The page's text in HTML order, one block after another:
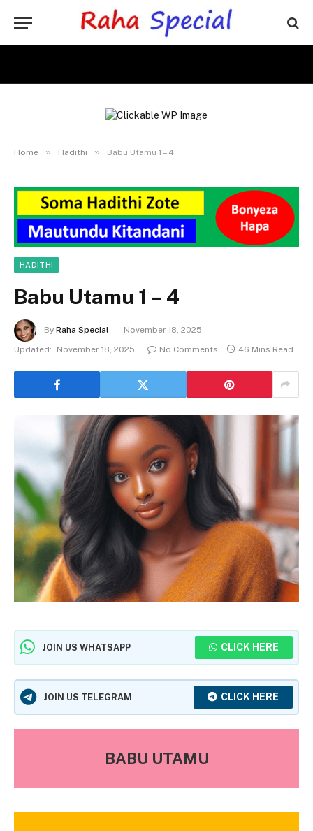
Home » Hadithi » Babu Utamu 1 – 4
HADITHI
Babu Utamu 1 – 4
By Raha Special
November 18, 2025
Updated:
November 18, 2025 No Comments 46 Mins Read
JOIN US WHATSAPP CLICK HERE
JOIN US TELEGRAM CLICK HERE
BABU UTAMU